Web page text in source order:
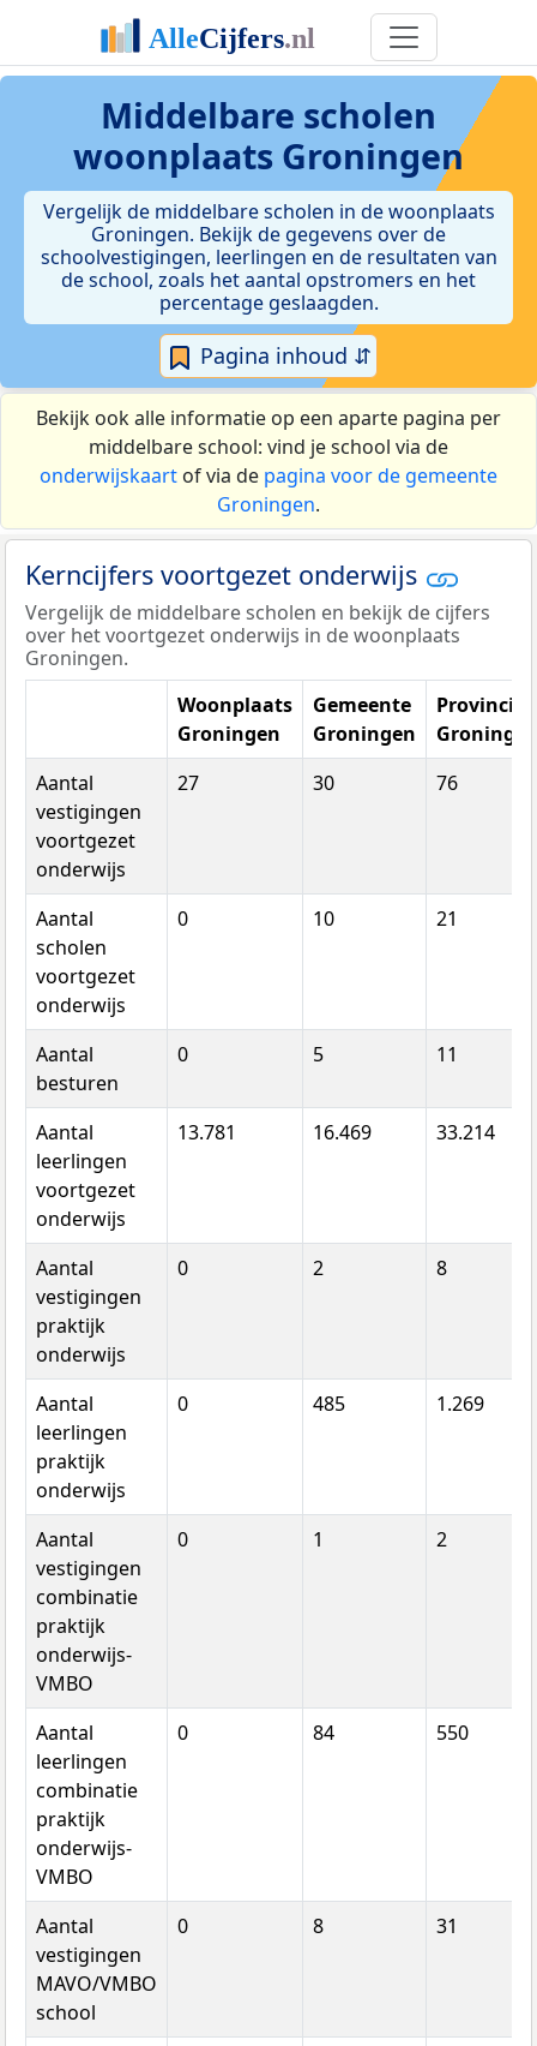
Middelbare scholen
woonplaats Groningen
Vergelijk de middelbare scholen in de woonplaats
Groningen. Bekijk de gegevens over de
schoolvestigingen, leerlingen en de resultaten van
de school, zoals het aantal opstromers en het
percentage geslaagden.
Pagina inhoud ⇵
Bekijk ook alle informatie op een aparte pagina per
middelbare school: vind je school via de
onderwijskaart of via de pagina voor de gemeente
Groningen.
Kerncijfers voortgezet onderwijs
Vergelijk de middelbare scholen en bekijk de cijfers
over het voortgezet onderwijs in de woonplaats
Groningen.
Woonplaats
Groningen
Gemeente
Groningen
Provincie
Aantal
vestigingen
voortgezet
onderwijs
27 30 76
Aantal
scholen
voortgezet
onderwijs
0 10 21
Aantal
besturen
0 5 11
Aantal
leerlingen
voortgezet
onderwijs
13.781 16.469 33.214
Aantal
vestigingen
praktijk
onderwijs
0 2 8
Aantal
leerlingen
praktijk
onderwijs
0 485 1.269
Aantal
vestigingen
combinatie
praktijk
onderwijs-
VMBO
0 1 2
Aantal
leerlingen
combinatie
praktijk
onderwijs-
VMBO
0 84 550
Aantal
vestigingen
MAVO/VMBO
school
0 8 31